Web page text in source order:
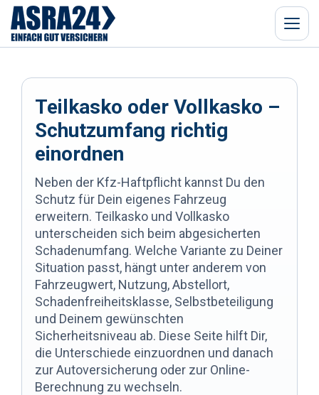
Menü
Teilkasko oder Vollkasko –
Schutzumfang richtig
einordnen
Neben der Kfz-Haftpflicht kannst Du den
Schutz für Dein eigenes Fahrzeug
erweitern. Teilkasko und Vollkasko
unterscheiden sich beim abgesicherten
Schadenumfang. Welche Variante zu Deiner
Situation passt, hängt unter anderem von
Fahrzeugwert, Nutzung, Abstellort,
Schadenfreiheitsklasse, Selbstbeteiligung
und Deinem gewünschten
Sicherheitsniveau ab. Diese Seite hilft Dir,
die Unterschiede einzuordnen und danach
zur Autoversicherung oder zur Online-
Berechnung zu wechseln.